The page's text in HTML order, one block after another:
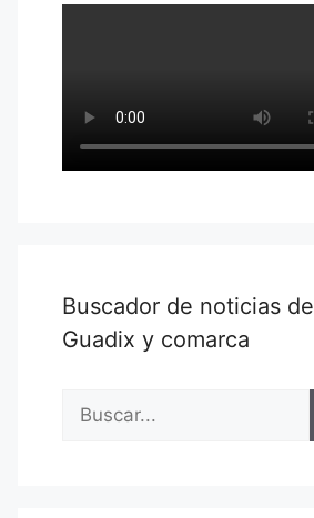
Buscador de noticias de
Guadix y comarca
Buscar: